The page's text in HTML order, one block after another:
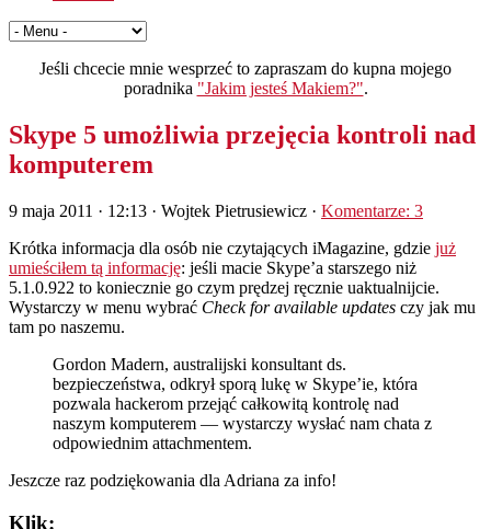
Jeśli chcecie mnie wesprzeć to zapraszam do kupna mojego
poradnika "Jakim jesteś Makiem?".
Skype 5 umożliwia przejęcia kontroli nad
komputerem
9 maja 2011 · 12:13 · Wojtek Pietrusiewicz · Komentarze: 3
Krótka informacja dla osób nie czytających iMagazine, gdzie już
umieściłem tą informację: jeśli macie Skype’a starszego niż
5.1.0.922 to koniecznie go czym prędzej ręcznie uaktualnijcie.
Wystarczy w menu wybrać Check for available updates czy jak mu
tam po naszemu.
Gordon Madern, australijski konsultant ds.
bezpieczeństwa, odkrył sporą lukę w Skype’ie, która
pozwala hackerom przejąć całkowitą kontrolę nad
naszym komputerem — wystarczy wysłać nam chata z
odpowiednim attachmentem.
Jeszcze raz podziękowania dla Adriana za info!
Klik: